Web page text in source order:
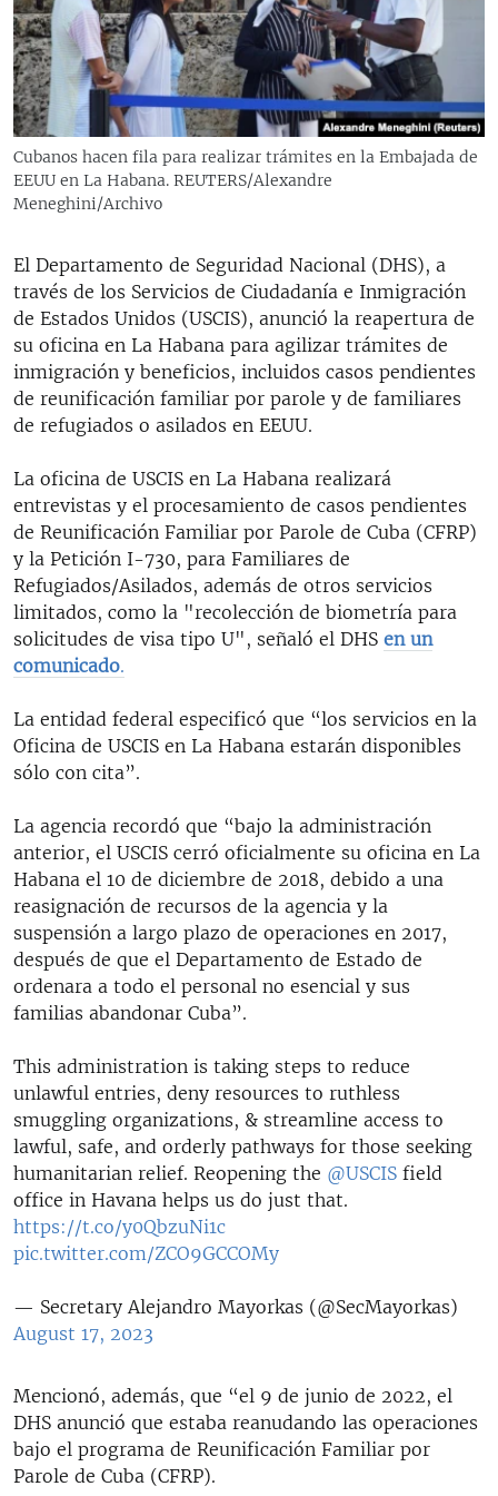
RADIO MARTÍ
ESPECIALES
ESPECIALES
LA REALIDAD DE LA VIVIENDA EN CUBA
SER VIEJO EN CUBA
LOS SANTOS DE HIALEAH
DESINFORMACIÓN RUSA EN AMÉRICA LATINA
LA INVASIÓN DE RUSIA A UCRANIA
MULTIMEDIA
EDITORIALES
SÍGUENOS
Cubanos hacen fila para realizar trámites en la Embajada de
EEUU en La Habana. REUTERS/Alexandre
Meneghini/Archivo
El Departamento de Seguridad Nacional (DHS), a
través de los Servicios de Ciudadanía e Inmigración
de Estados Unidos (USCIS), anunció la reapertura de
su oficina en La Habana para agilizar trámites de
inmigración y beneficios, incluidos casos pendientes
de reunificación familiar por parole y de familiares
de refugiados o asilados en EEUU.
La oficina de USCIS en La Habana realizará
entrevistas y el procesamiento de casos pendientes
de Reunificación Familiar por Parole de Cuba (CFRP)
y la Petición I-730, para Familiares de
Refugiados/Asilados, además de otros servicios
limitados, como la "recolección de biometría para
solicitudes de visa tipo U", señaló el DHS en un
comunicado.
La entidad federal especificó que “los servicios en la
Oficina de USCIS en La Habana estarán disponibles
sólo con cita”.
La agencia recordó que “bajo la administración
anterior, el USCIS cerró oficialmente su oficina en La
Habana el 10 de diciembre de 2018, debido a una
reasignación de recursos de la agencia y la
suspensión a largo plazo de operaciones en 2017,
después de que el Departamento de Estado de
ordenara a todo el personal no esencial y sus
familias abandonar Cuba”.
This administration is taking steps to reduce
unlawful entries, deny resources to ruthless
smuggling organizations, & streamline access to
lawful, safe, and orderly pathways for those seeking
humanitarian relief. Reopening the @USCIS field
office in Havana helps us do just that.
https://t.co/y0QbzuNi1c
pic.twitter.com/ZCO9GCCOMy
— Secretary Alejandro Mayorkas (@SecMayorkas)
August 17, 2023
Mencionó, además, que “el 9 de junio de 2022, el
DHS anunció que estaba reanudando las operaciones
bajo el programa de Reunificación Familiar por
Parole de Cuba (CFRP).